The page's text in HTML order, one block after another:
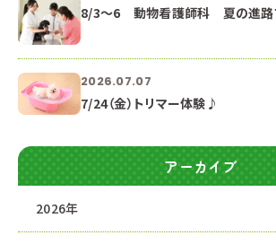
8/3～6 動物看護師科 夏の進路
2026.07.07
7/24（金）トリマー体験♪
アーカイブ
2026年